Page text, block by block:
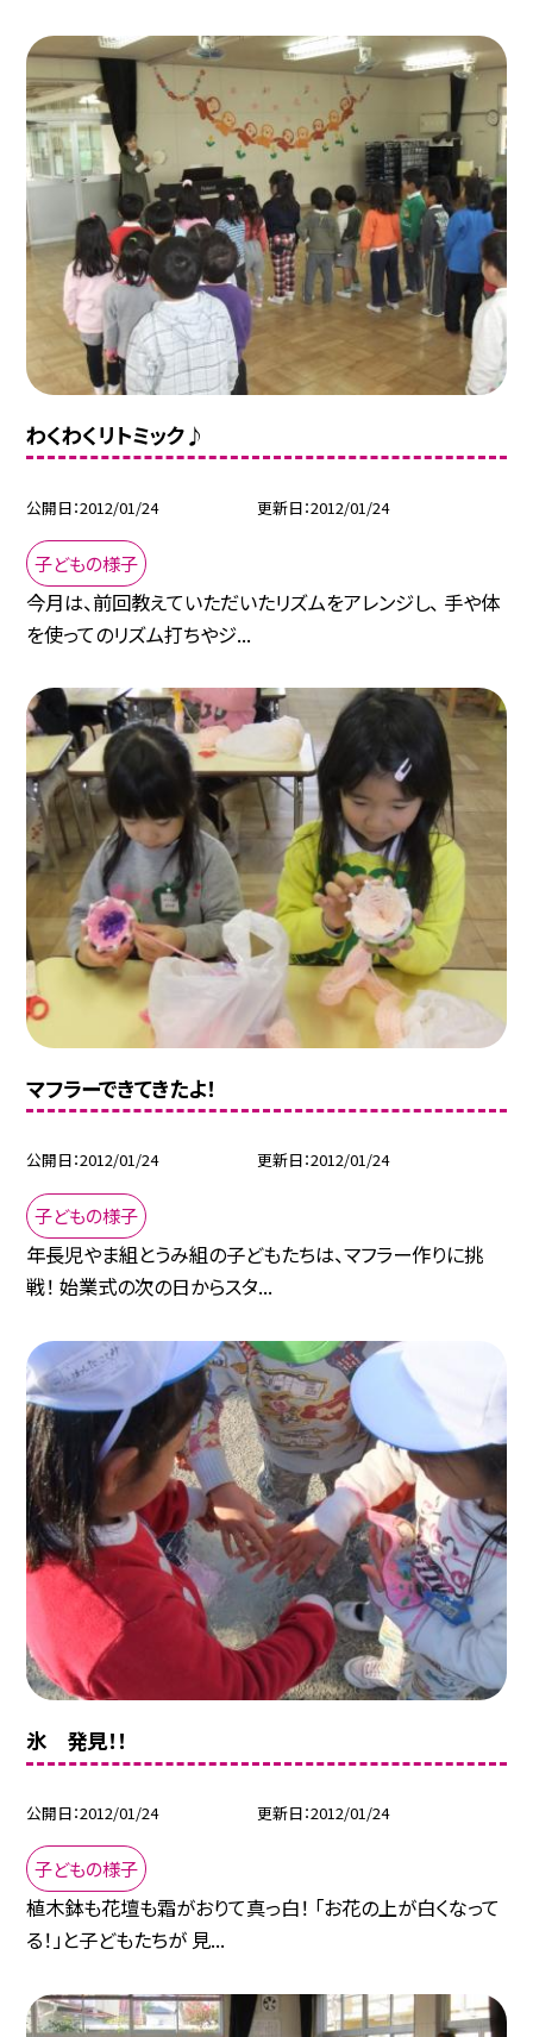
わくわくリトミック♪
公開日 2012/01/24 更新日 2012/01/24
子どもの様子
今月は、前回教えていただいたリズムをアレンジし、 手や体
を使ってのリズム打ちやジ...
マフラーできてきたよ！
公開日 2012/01/24 更新日 2012/01/24
子どもの様子
年長児やま組とうみ組の子どもたちは、マフラー作りに挑
戦！ 始業式の次の日からスタ...
氷 発見！！
公開日 2012/01/24 更新日 2012/01/24
子どもの様子
植木鉢も花壇も霜がおりて真っ白！ 「お花の上が白くなって
る！」と子どもたちが 見...